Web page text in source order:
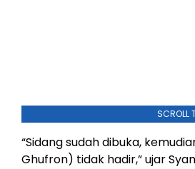
SCROLL
“Sidang sudah dibuka,
Ghufron) tidak hadir,” ujar